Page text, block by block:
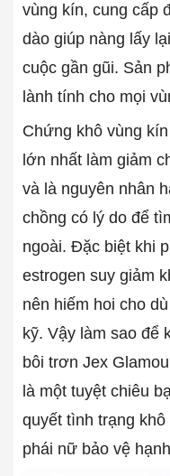
vùng kín, cung cấp
dào giúp nàng lấy
cuộc gần gũi. Sản
lành tính cho mọi
Chứng khô vùng
lớn nhất làm giảm
và là nguyên nhân
chồng có lý do để
ngoài. Đặc biệt khi
estrogen suy giảm
nên hiếm hoi cho
kỹ. Vậy làm sao để
bôi trơn Jex
là một tuyệt chiêu
quyết tình trạng
phái nữ bảo vệ